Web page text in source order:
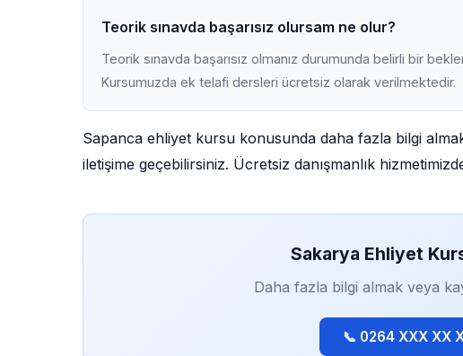
Teorik sınavda başarısız olursam ne olur?
Teorik sınavda başarısız olmanız durumunda belirli bir
Kursumuzda ek telafi dersleri ücretsiz olarak verilmektedir.
Sapanca ehliyet kursu konusunda daha fazla bilgi
iletişime geçebilirsiniz. Ücretsiz danışmanlık
Sakarya Ehliyet
Daha fazla bilgi almak veya
📞 0264 XXX XX